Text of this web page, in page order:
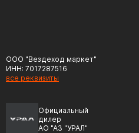
ООО "Вездеход маркет"
ИНН: 7017287516
все реквизиты
Официальный
дилер
АО "АЗ "УРАЛ"